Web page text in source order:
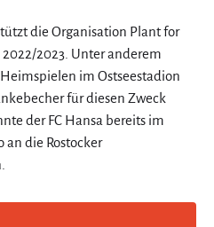
die Organisation Plant for
2022/2023. Unter anderem
im Ostseestadion
für diesen Zweck
der FC Hansa bereits im
an die Rostocker